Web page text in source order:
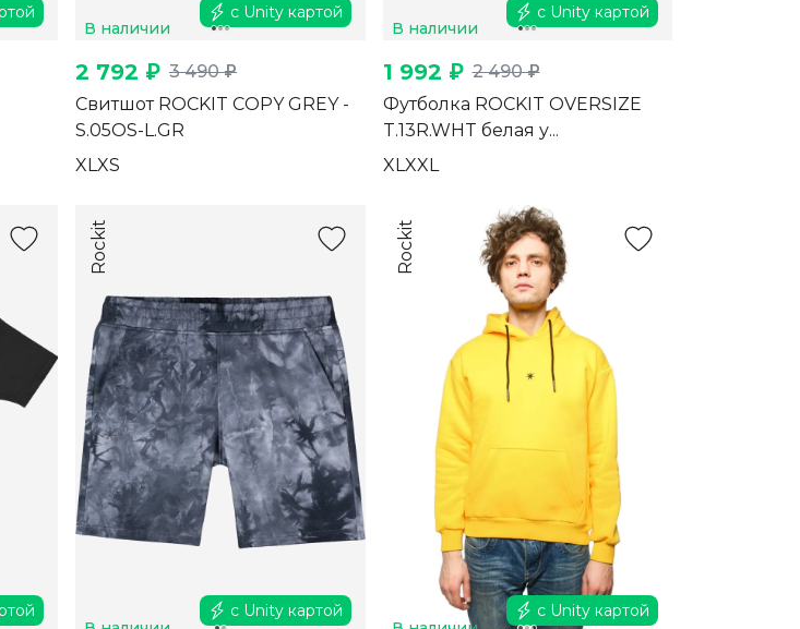
В наличии
с Unity картой
2 792 ₽ 3 490 ₽
Свитшот ROCKIT COPY GREY -
S.05OS-L.GR
XLXS
В наличии
с Unity картой
1 992 ₽ 2 490 ₽
Футболка ROCKIT OVERSIZE
T.13R.WHT белая у...
XLXXL
Rockit
с Unity картой
Rockit
с Unity картой